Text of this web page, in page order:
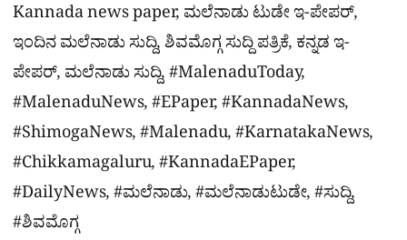
Kannada news paper, ಮಲೆನಾಡು ಟುಡೇ ಇ-ಪೇಪರ್,
ಇಂದಿನ ಮಲೆನಾಡು ಸುದ್ದಿ, ಶಿವಮೊಗ್ಗ ಸುದ್ದಿ ಪತ್ರಿಕೆ, ಕನ್ನಡ ಇ-
ಪೇಪರ್, ಮಲೆನಾಡು ಸುದ್ದಿ, #MalenaduToday,
#MalenaduNews, #EPaper, #KannadaNews,
#ShimogaNews, #Malenadu, #KarnatakaNews,
#Chikkamagaluru, #KannadaEPaper,
#DailyNews, #ಮಲೆನಾಡು, #ಮಲೆನಾಡುಟುಡೇ, #ಸುದ್ದಿ,
#ಶಿವಮೊಗ್ಗ